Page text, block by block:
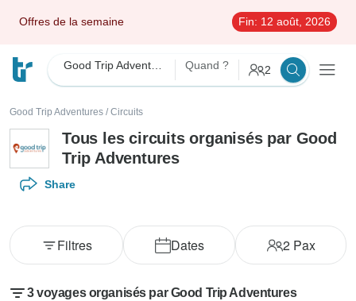
Offres de la semaine Fin: 12 août, 2026
Quand ? 2
Good Trip Adventures / Circuits
Tous les circuits organisés par Good
Trip Adventures
Share
Dates 2Pax
Filtres
3 voyages organisés par Good Trip Adventures